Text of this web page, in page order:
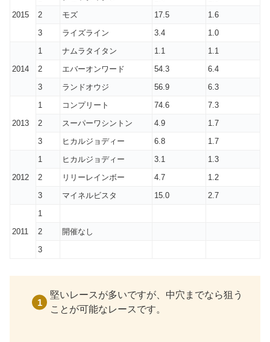
2015
2
モズ 17.5
1.6
3
ライズライン 3.4 1.0
2014
1 ナムラタイタン 1.1
1.1
2
エバーオンワード 54.3
6.4
3
ランドオウジ 56.9 6.3
2013
1 コンプリート 74.6
7.3
2
スーパーワシントン 4.9
1.7
3
ヒカルジョディー 6.8 1.7
2012
1 ヒカルジョディー 3.1
1.3
2
リリーレインボー 4.7
1.2
3
マイネルビスタ 15.0 2.7
2011
1
2
開催なし
3
堅いレースが多いですが、中穴までなら狙う
ことが可能なレースです。